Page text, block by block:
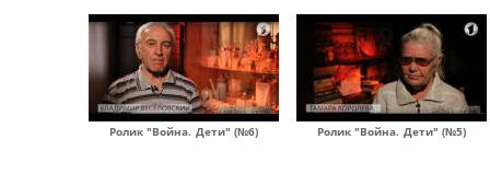
Ролик "Война. Дети" (№6) Ролик "Война. Дети" (№5)